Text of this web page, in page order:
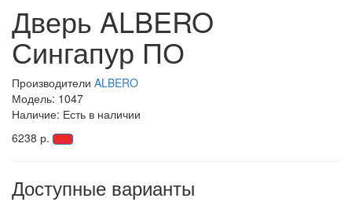
Дверь ALBERO
Сингапур ПО
Производители ALBERO
Модель: 1047
Наличие: Есть в наличии
6238 р.
Доступные варианты